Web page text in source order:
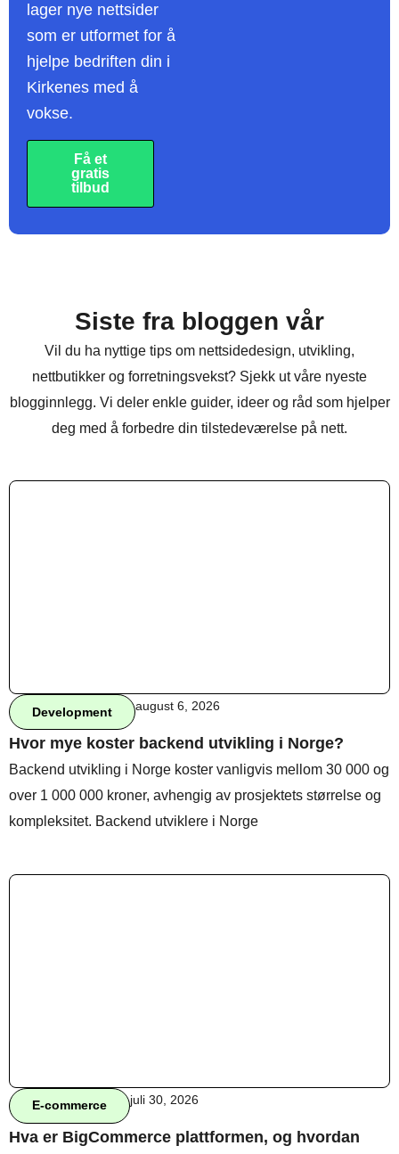
lager nye nettsider
som er utformet for å
hjelpe bedriften din i
Kirkenes med å
vokse.
Få et
gratis
tilbud
Siste fra bloggen vår
Vil du ha nyttige tips om nettsidedesign, utvikling,
nettbutikker og forretningsvekst? Sjekk ut våre nyeste
blogginnlegg. Vi deler enkle guider, ideer og råd som hjelper
deg med å forbedre din tilstedeværelse på nett.
Development august 6, 2026
Hvor mye koster backend utvikling i Norge?
Backend utvikling i Norge koster vanligvis mellom 30 000 og
over 1 000 000 kroner, avhengig av prosjektets størrelse og
kompleksitet. Backend utviklere i Norge
E-commerce juli 30, 2026
Hva er BigCommerce plattformen, og hvordan
Behandle ditt samtykke